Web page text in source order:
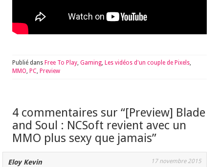
Publié dans Free To Play, Gaming, Les vidéos d'un couple de Pixels,
MMO, PC, Preview
4 commentaires sur “[Preview] Blade
and Soul : NCSoft revient avec un
MMO plus sexy que jamais”
Eloy Kevin 17 novembre 2015